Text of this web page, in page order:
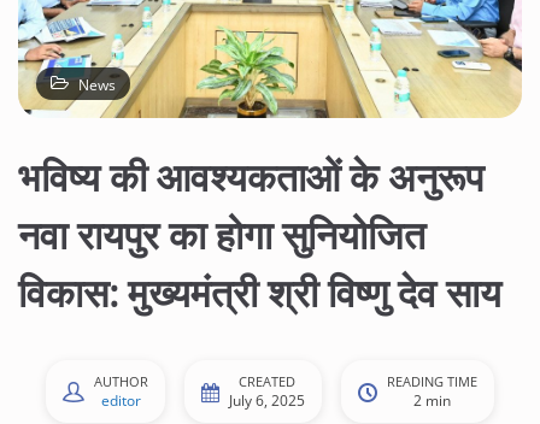
News
भविष्य की आवश्यकताओं के अनुरूप
नवा रायपुर का होगा सुनियोजित
विकास: मुख्यमंत्री श्री विष्णु देव साय
AUTHOR
editor
CREATED
July 6, 2025
READING TIME
2 min